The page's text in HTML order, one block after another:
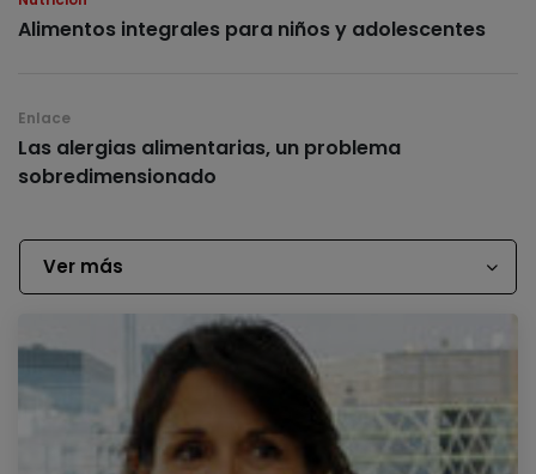
Alimentos integrales para niños y adolescentes
Enlace
Las alergias alimentarias, un problema
sobredimensionado
Ver más